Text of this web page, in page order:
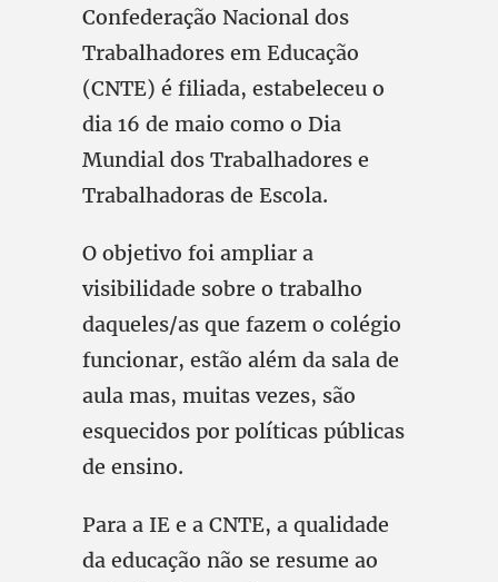
Confederação Nacional dos
Trabalhadores em Educação
(CNTE) é filiada, estabeleceu o
dia 16 de maio como o Dia
Mundial dos Trabalhadores e
Trabalhadoras de Escola.
O objetivo foi ampliar a
visibilidade sobre o trabalho
daqueles/as que fazem o colégio
funcionar, estão além da sala de
aula mas, muitas vezes, são
esquecidos por políticas públicas
de ensino.
Para a IE e a CNTE, a qualidade
da educação não se resume ao